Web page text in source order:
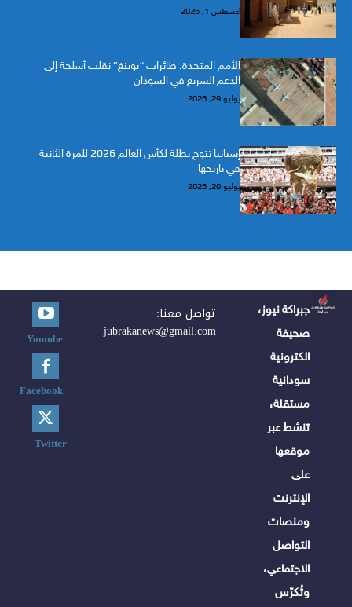
أغسطس 1, 2026
الأمم المتحدة: طائرات “بوينغ” نقلت أسلحة إلى
الدعم السريع في السودان
يوليو 29, 2026
إسبانيا تتوج بطلة لكأس العالم 2026 للمرة الثانية
في تاريخها
يوليو 20, 2026
جبراكة نيوز،
صحيفة
الكترونية
سودانية
مستقلة،
تنشط عبر
موقعها
على
الإنترنت
ومنصات
التواصل
الاجتماعي،
وتُكرّس
تواصل معنا:
jubrakanews@gmail.com
Youtube
Facebook
Twitter